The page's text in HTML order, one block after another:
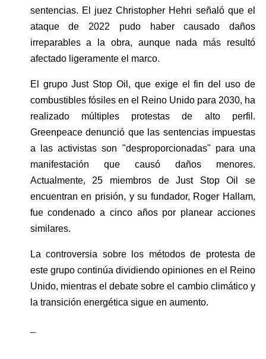
sentencias. El juez Christopher Hehri señaló que el
ataque de 2022 pudo haber causado daños
irreparables a la obra, aunque nada más resultó
afectado ligeramente el marco.
El grupo Just Stop Oil, que exige el fin del uso de
combustibles fósiles en el Reino Unido para 2030, ha
realizado múltiples protestas de alto perfil.
Greenpeace denunció que las sentencias impuestas
a las activistas son "desproporcionadas" para una
manifestación que causó daños menores.
Actualmente, 25 miembros de Just Stop Oil se
encuentran en prisión, y su fundador, Roger Hallam,
fue condenado a cinco años por planear acciones
similares.
La controversia sobre los métodos de protesta de
este grupo continúa dividiendo opiniones en el Reino
Unido, mientras el debate sobre el cambio climático y
la transición energética sigue en aumento.